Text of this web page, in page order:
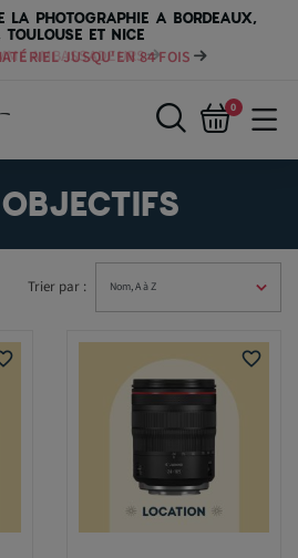
LA PHOTOGRAPHIE A BORDEAUX,
TOULOUSE ET NICE
JUSQU'EN 84 FOIS
0
Trier par :
favorite_border